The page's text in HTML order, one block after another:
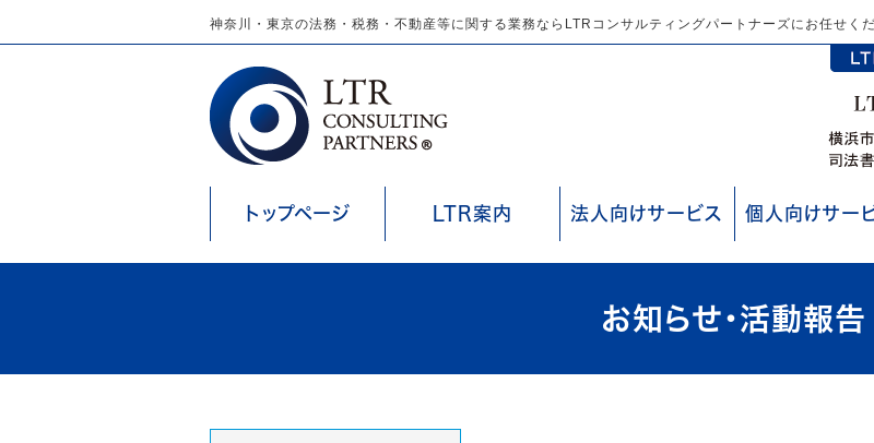
神奈川・東京の法務・税務・不動産等に関する業務ならLTRコンサルティングパートナーズにお任せくだ
トップページ LTR案内 法人向けサービス 個人向けサー
お知らせ・活動報告